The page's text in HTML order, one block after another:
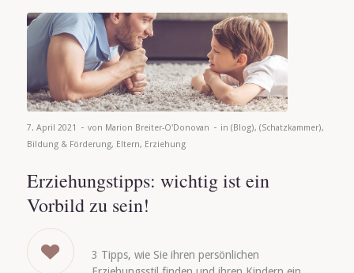
7. April 2021 - von Marion Breiter-O'Donovan - in (Blog), (Schatzkammer),
Bildung & Förderung, Eltern, Erziehung
Erziehungstipps: wichtig ist ein
Vorbild zu sein!
3 Tipps, wie Sie ihren persönlichen